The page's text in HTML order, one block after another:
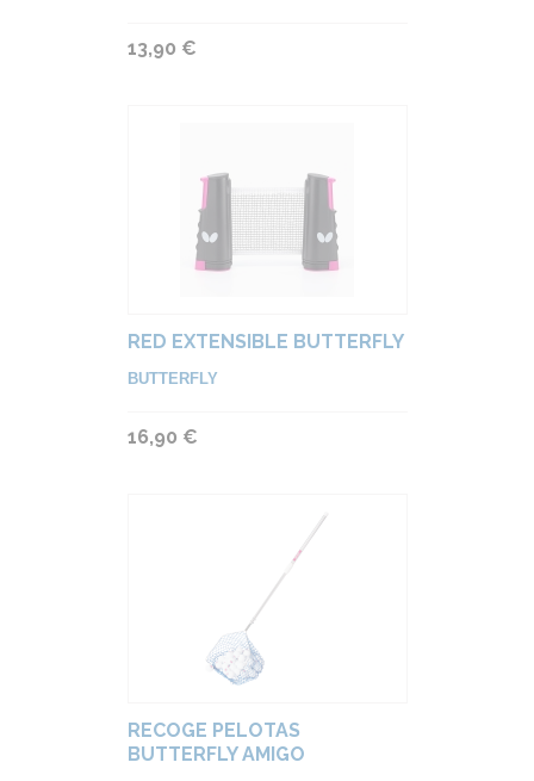
13,90 €
RED EXTENSIBLE BUTTERFLY
BUTTERFLY
16,90 €
RECOGE PELOTAS
BUTTERFLY AMIGO